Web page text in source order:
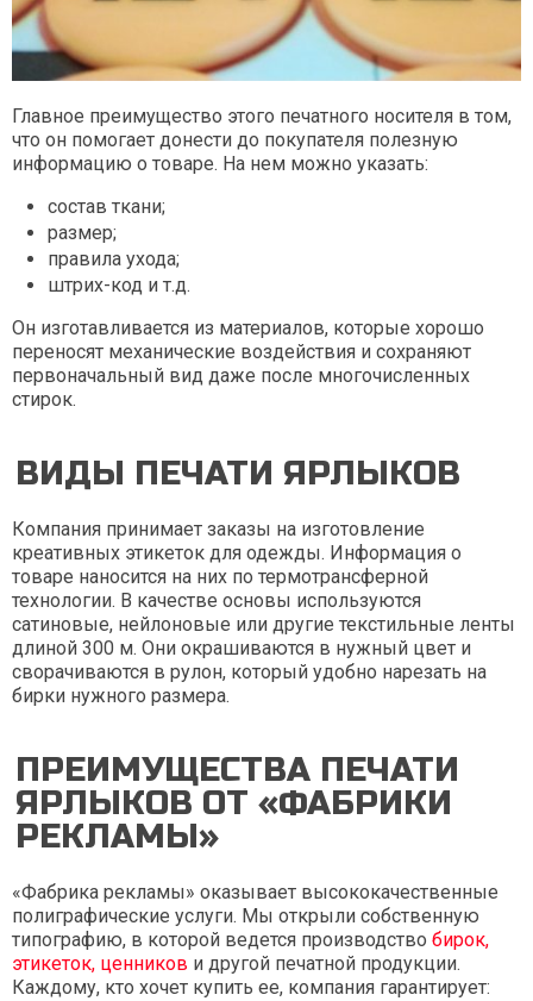
Главное преимущество этого печатного носителя в том,
что он помогает донести до покупателя полезную
информацию о товаре. На нем можно указать:
состав ткани;
размер;
правила ухода;
штрих-код и т.д.
Он изготавливается из материалов, которые хорошо
переносят механические воздействия и сохраняют
первоначальный вид даже после многочисленных
стирок.
ВИДЫ ПЕЧАТИ ЯРЛЫКОВ
Компания принимает заказы на изготовление
креативных этикеток для одежды. Информация о
товаре наносится на них по термотрансферной
технологии. В качестве основы используются
сатиновые, нейлоновые или другие текстильные ленты
длиной 300 м. Они окрашиваются в нужный цвет и
сворачиваются в рулон, который удобно нарезать на
бирки нужного размера.
ПРЕИМУЩЕСТВА ПЕЧАТИ
ЯРЛЫКОВ ОТ «ФАБРИКИ
РЕКЛАМЫ»
«Фабрика рекламы» оказывает высококачественные
полиграфические услуги. Мы открыли собственную
типографию, в которой ведется производство бирок,
этикеток, ценников и другой печатной продукции.
Каждому, кто хочет купить ее, компания гарантирует: